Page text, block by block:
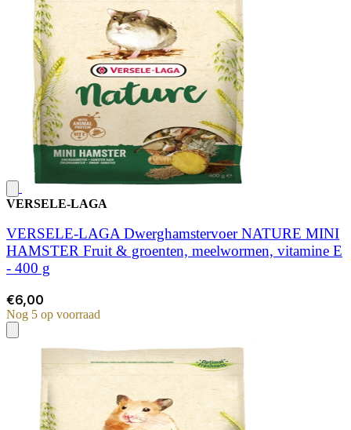
VERSELE-LAGA
VERSELE-LAGA Dwerghamstervoer NATURE MINI
HAMSTER Fruit & groenten, meelwormen, vitamine E
- 400 g
€6,00
Nog 5 op voorraad